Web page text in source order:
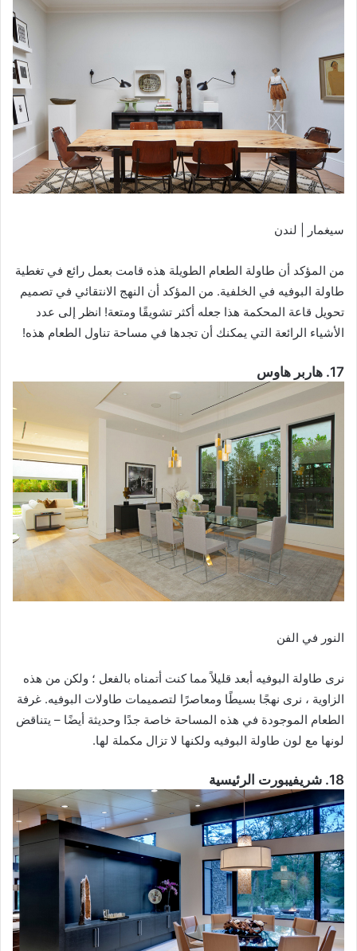
سيغمار | لندن
من المؤكد أن طاولة الطعام الطويلة هذه قامت بعمل رائع في تغطية
طاولة البوفيه في الخلفية. من المؤكد أن النهج الانتقائي في تصميم
تحويل قاعة المحكمة هذا جعله أكثر تشويقًا ومتعة! انظر إلى عدد
الأشياء الرائعة التي يمكنك أن تجدها في مساحة تناول الطعام هذه!
17. هاربر هاوس
النور في الفن
نرى طاولة البوفيه أبعد قليلاً مما كنت أتمناه بالفعل ؛ ولكن من هذه
الزاوية ، نرى نهجًا بسيطًا ومعاصرًا لتصميمات طاولات البوفيه. غرفة
الطعام الموجودة في هذه المساحة خاصة جدًا وحديثة أيضًا – يتناقض
لونها مع لون طاولة البوفيه ولكنها لا تزال مكملة لها.
18. شريفيبورت الرئيسية